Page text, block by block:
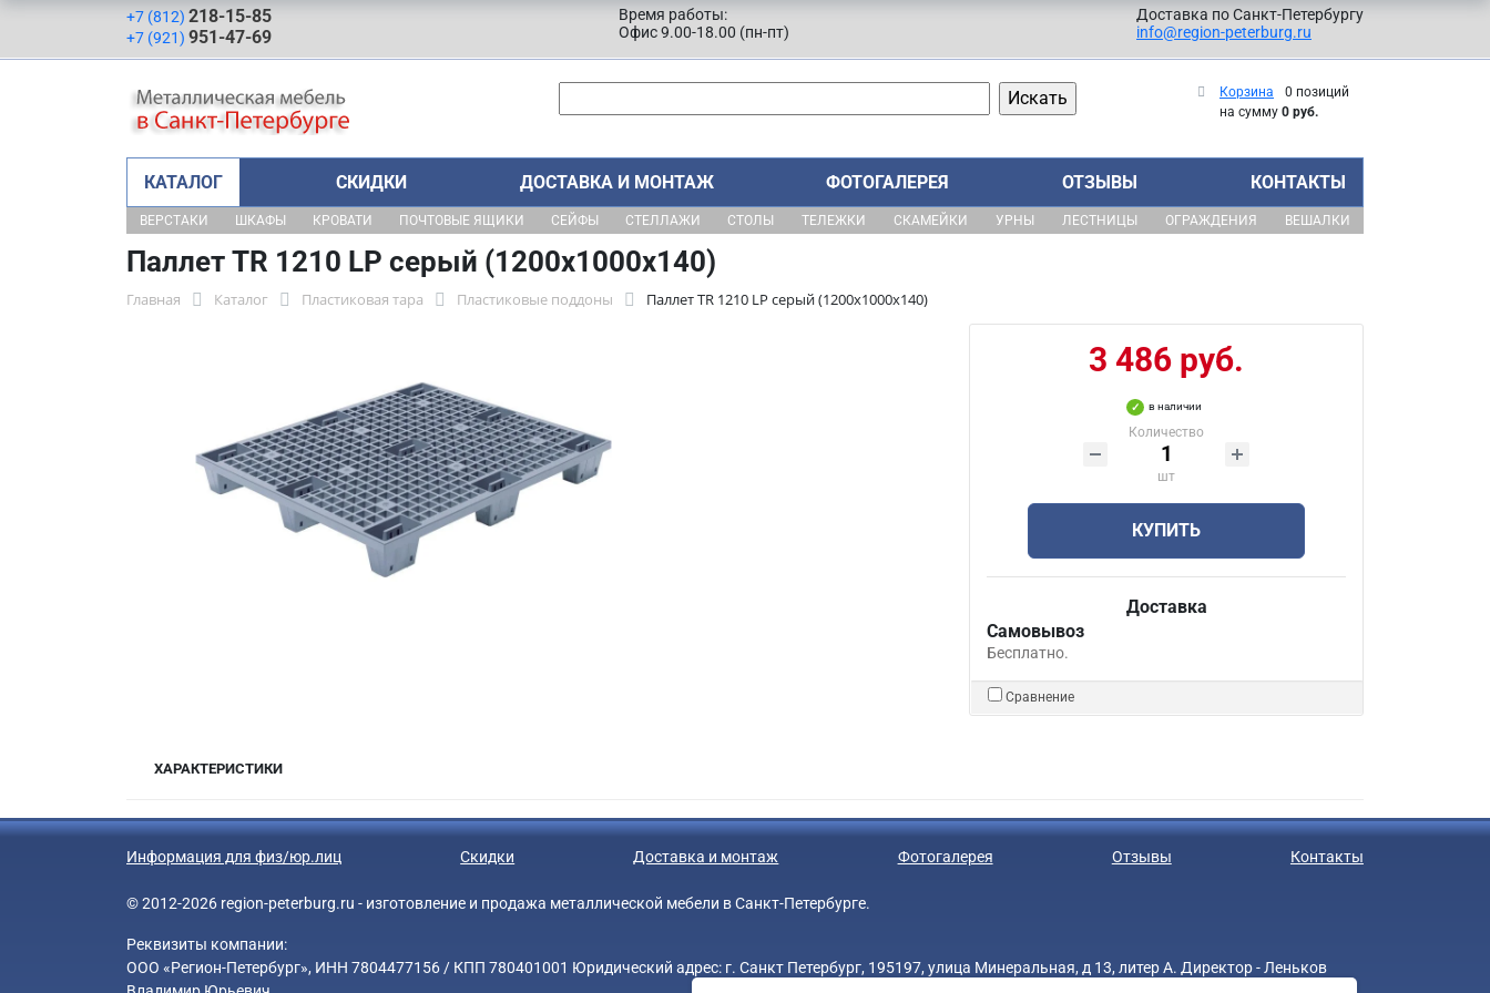
+7 (812) 218-15-85
+7 (921) 951-47-69
Время работы:
Офис 9.00-18.00 (пн-пт)
Доставка по Санкт-Петербургу
info@region-peterburg.ru
Корзина
0 позиций
на сумму 0 руб.
КАТАЛОГ СКИДКИ ДОСТАВКА И МОНТАЖ ФОТОГАЛЕРЕЯ ОТЗЫВЫ КОНТАКТЫ
ВЕРСТАКИ ШКАФЫ КРОВАТИ ПОЧТОВЫЕ ЯЩИКИ СЕЙФЫ СТЕЛЛАЖИ СТОЛЫ ТЕЛЕЖКИ СКАМЕЙКИ УРНЫ ЛЕСТНИЦЫ ОГРАЖДЕНИЯ ВЕШАЛКИ
Паллет TR 1210 LP серый (1200х1000х140)
Главная Каталог Пластиковая тара Пластиковые поддоны Паллет TR 1210 LP серый (1200х1000х140)
3 486 руб.
в наличии
Количество
шт
КУПИТЬ
Доставка
Самовывоз
Бесплатно.
Сравнение
ХАРАКТЕРИСТИКИ
Информация для физ/юр.лиц Скидки Доставка и монтаж Фотогалерея Отзывы Контакты
© 2012-2026 region-peterburg.ru - изготовление и продажа металлической мебели в Санкт-Петербурге.
Реквизиты компании:
ООО «Регион-Петербург», ИНН 7804477156 / КПП 780401001 Юридический адрес: г. Санкт Петербург, 195197, улица Минеральная, д 13, литер А. Директор - Леньков